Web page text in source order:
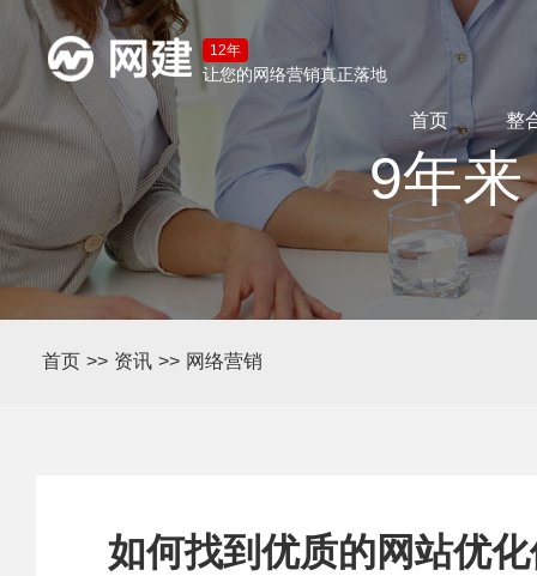
12年
让您的网络营销真正落地
首页 整
9年
首页 >> 资讯 >> 网络营销
如何找到优质的网站优